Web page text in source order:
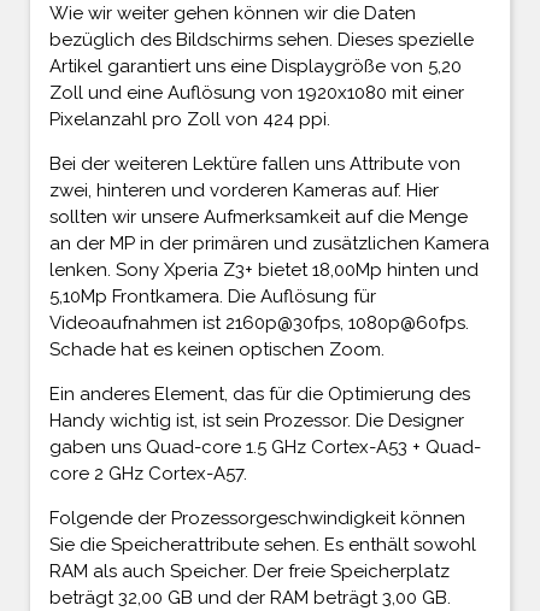
Wie wir weiter gehen können wir die Daten
bezüglich des Bildschirms sehen. Dieses spezielle
Artikel garantiert uns eine Displaygröße von 5,20
Zoll und eine Auflösung von 1920x1080 mit einer
Pixelanzahl pro Zoll von 424 ppi.
Bei der weiteren Lektüre fallen uns Attribute von
zwei, hinteren und vorderen Kameras auf. Hier
sollten wir unsere Aufmerksamkeit auf die Menge
an der MP in der primären und zusätzlichen Kamera
lenken. Sony Xperia Z3+ bietet 18,00Mp hinten und
5,10Mp Frontkamera. Die Auflösung für
Videoaufnahmen ist 2160p@30fps, 1080p@60fps.
Schade hat es keinen optischen Zoom.
Ein anderes Element, das für die Optimierung des
Handy wichtig ist, ist sein Prozessor. Die Designer
gaben uns Quad-core 1.5 GHz Cortex-A53 + Quad-
core 2 GHz Cortex-A57.
Folgende der Prozessorgeschwindigkeit können
Sie die Speicherattribute sehen. Es enthält sowohl
RAM als auch Speicher. Der freie Speicherplatz
beträgt 32,00 GB und der RAM beträgt 3,00 GB.